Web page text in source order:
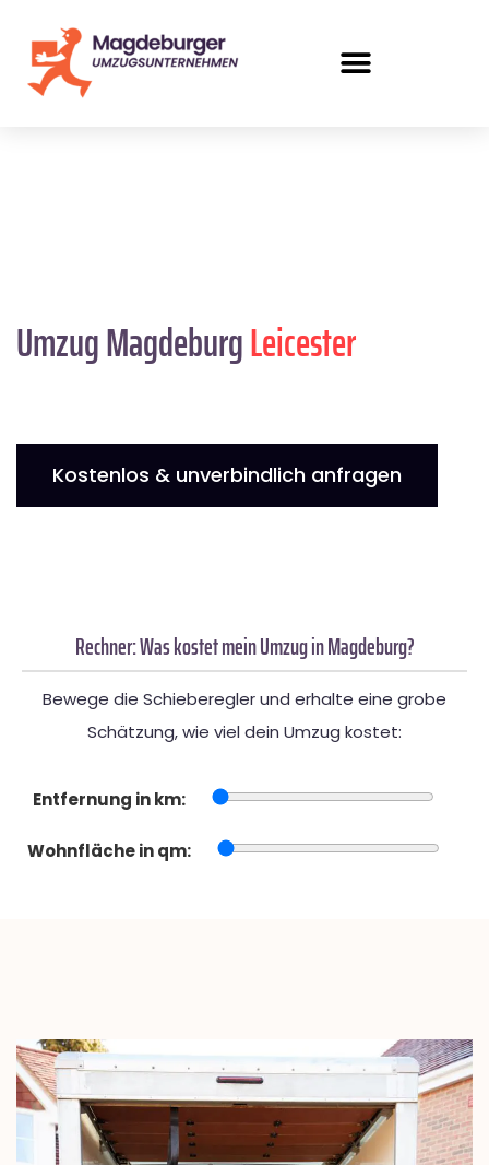
Umzug MagdeburgLeicester
Kostenlos & unverbindlich anfragen
Rechner: Was kostet mein Umzug in Magdeburg?
Bewege die Schieberegler und erhalte eine grobe
Schätzung, wie viel dein Umzug kostet:
Entfernung in km:
Wohnfläche in qm: